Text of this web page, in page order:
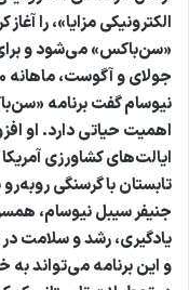
الکترونیکی مزایا»، را
«سن‌باکس» می‌شود و
جولای و آگوست، ماهانه ۴۰ دالر کمک غذایی ارائه می‌کند.
نیوسام گفت برنامه
اهمیت حیاتی دارد. او
ایالت‌های کشاورزی
تابستان با گرسنگی
جنیفر سیبل نیوسام، همسر
یادگیری، رشد و سلامت
و این برنامه می‌تواند به